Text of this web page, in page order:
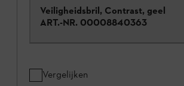
Veiligheidsbril, Contrast, geel
ART.-NR. 00008840363
Vergelijken